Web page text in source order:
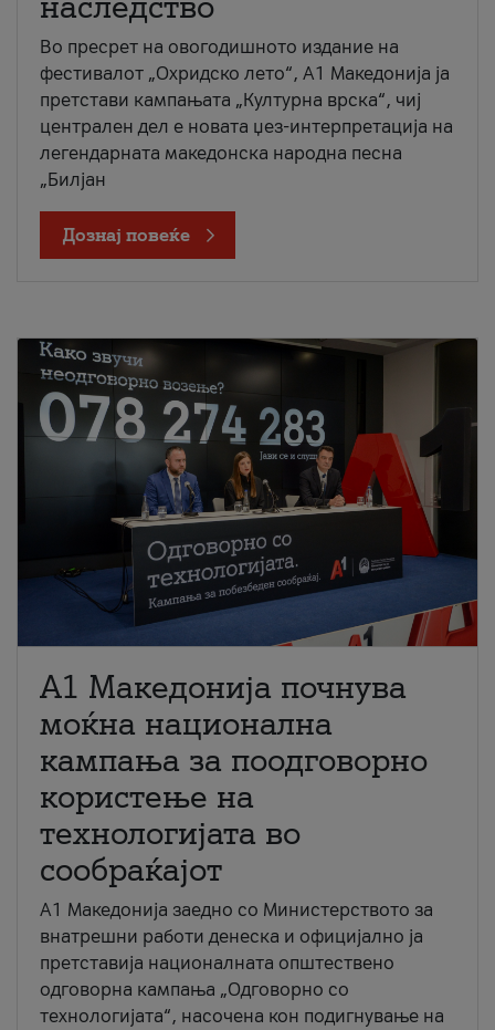
Во пресрет на овогодишното издание на
фестивалот „Охридско лето“, А1 Македонија ја
претстави кампањата „Културна врска“, чиј
централен дел е новата џез-интерпретација на
легендарната македонска народна песна
„Билјан
Дознај повеќе
A1 Македонија почнува
моќна национална
кампања за поодговорно
користење на
технологијата во
сообраќајот
A1 Македонија заедно со Министерството за
внатрешни работи денеска и официјално ја
претставија националната општествено
одговорна кампања „Одговорно со
технологијата“, насочена кон подигнување на